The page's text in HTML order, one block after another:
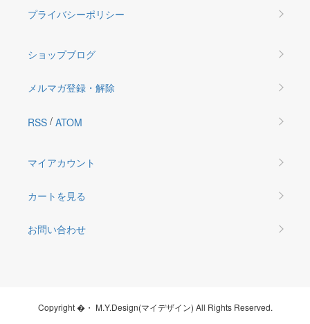
プライバシーポリシー
ショップブログ
メルマガ登録・解除
RSS / ATOM
マイアカウント
カートを見る
お問い合わせ
Copyright �・ M.Y.Design(マイデザイン) All Rights Reserved.